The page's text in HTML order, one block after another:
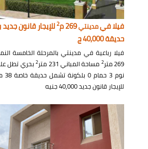
فيلا فيمدينتي269 م 2للإيجار قانون
حديقة 40,000 ج
فيلا رباعية في مدينتي بالمرحلة الخامسة
269 متر
2 مساحة المباني 231 متر 2
نوم 3 حمام 0 بلكونة تشمل حديقة خاصة 38 متر
للإيجار قانون جديد 40,000 جنيه